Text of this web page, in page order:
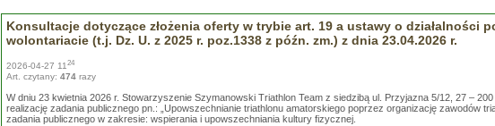
Konsultacje dotyczące złożenia oferty w trybie art. 19 a ustawy o działalności
wolontariacie (t.j. Dz. U. z 2025 r. poz.1338 z późn. zm.) z dnia 23.04.2026 r.
2026-04-27 1124
Art. czytany: 474 razy
W dniu 23 kwietnia 2026 r. Stowarzyszenie Szymanowski Triathlon Team z siedzibą ul. Przyjazna 5/12, 27 – 200
realizację zadania publicznego pn.: „Upowszechnianie triathlonu amatorskiego poprzez organizację zawodów
zadania publicznego w zakresie: wspierania i upowszechniania kultury fizycznej.